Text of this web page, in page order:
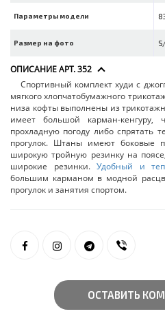
Параметры модели
Размер на фото
ОПИСАНИЕ АРТ. 352
Спортивный комплект худи с
мягкого хлопчатобумажного
низа кофты выполнены из
имеет большой карман-кенгуру,
прохладную погоду либо спрятать
прогулок. Штаны имеют боковые
широкую тройную резинку на
широкие резинки. Удобный и
большим карманом в модной
прогулок и занятия спортом.
ОСТАВИТЬ